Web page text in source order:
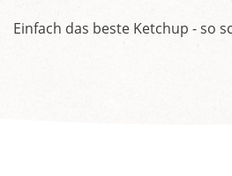
Einfach das beste Ketchup - so